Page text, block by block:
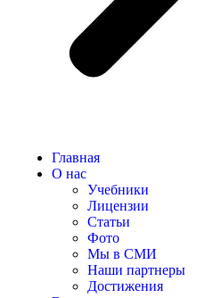
Главная
О нас
Учебники
Лицензии
Статьи
Фото
Мы в СМИ
Наши партнеры
Достижения